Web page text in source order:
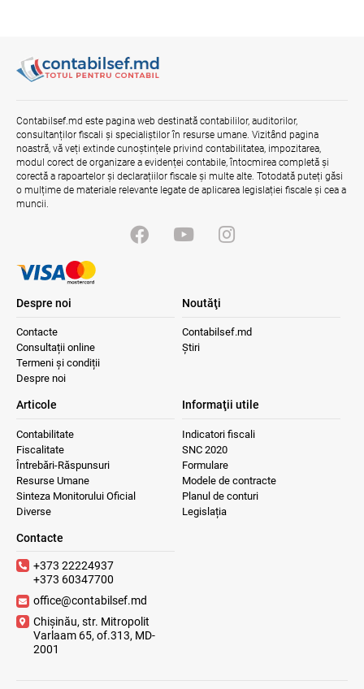
06.08.2026
Misiune oficială în cadrul proiectului
reformei finanțelor publice și a
administrării fiscale pentru aderarea la
UE
04.08.2026 Serviciul Fiscal de Stat
Contabilsef.md este pagina web destinată contabililor, auditorilor,
consultanților fiscali și specialiștilor în resurse umane. Vizitând pagina
noastră, vă veți extinde cunoștințele privind contabilitatea, impozitarea,
modul corect de organizare a evidenței contabile, întocmirea completă și
corectă a rapoartelor și declarațiilor fiscale și multe alte. Totodată puteți găsi
o mulțime de materiale relevante legate de aplicarea legislației fiscale și cea a
muncii.
Despre noi
Contacte
Consultații online
Termeni și condiții
Despre noi
Noutăţi
Contabilsef.md
Știri
Articole
Contabilitate
Fiscalitate
Întrebări-Răspunsuri
Resurse Umane
Sinteza Monitorului Oficial
Diverse
Informaţii utile
Indicatori fiscali
SNC 2020
Formulare
Modele de contracte
Planul de conturi
Legislația
Contacte
+373 22224937
+373 60347700
office@contabilsef.md
Chișinău, str. Mitropolit
Varlaam 65, of.313, MD-
2001